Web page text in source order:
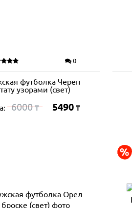
0
футболка Череп
узорами (свет)
6000₸ 5490 ₸